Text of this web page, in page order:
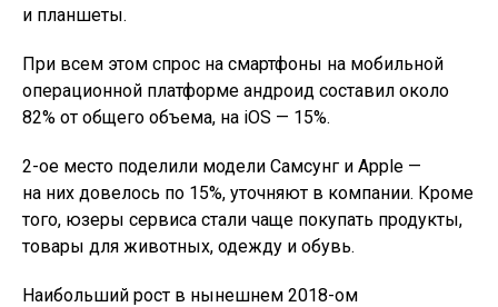
и планшеты.
При всем этом спрос на смартфоны на мобильной
операционной платформе андроид составил около
82% от общего объема, на iOS — 15%.
2-ое место поделили модели Самсунг и Apple —
на них довелось по 15%, уточняют в компании. Кроме
того, юзеры сервиса стали чаще покупать продукты,
товары для животных, одежду и обувь.
Наибольший рост в нынешнем 2018-ом